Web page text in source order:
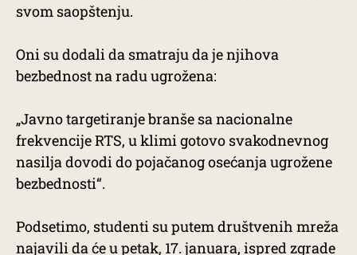
svom saopštenju.
Oni su dodali da smatraju da je njihova
bezbednost na radu ugrožena:
„Javno targetiranje branše sa nacionalne
frekvencije RTS, u klimi gotovo svakodnevnog
nasilja dovodi do pojačanog osećanja ugrožene
bezbednosti“.
Podsetimo, studenti su putem društvenih mreža
najavili da će u petak, 17. januara, ispred zgrade